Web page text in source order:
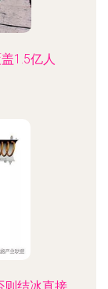
1.5亿人